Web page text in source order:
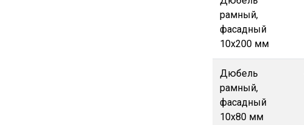
рамный,
фасадный
10х200 мм
Дюбель
рамный,
фасадный
10х80 мм